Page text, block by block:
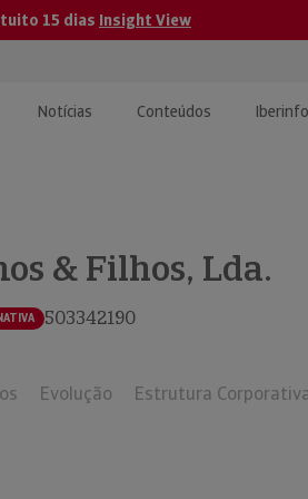
15 dias Insight View
de
Notícias Conteúdos
& Filhos, Lda.
503342190
Evolução Estrutura Corporativa